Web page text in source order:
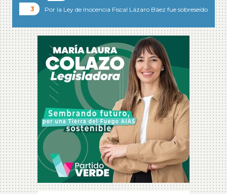
Por la Ley de Inocencia Fiscal Lázaro Báez fue sobreseído